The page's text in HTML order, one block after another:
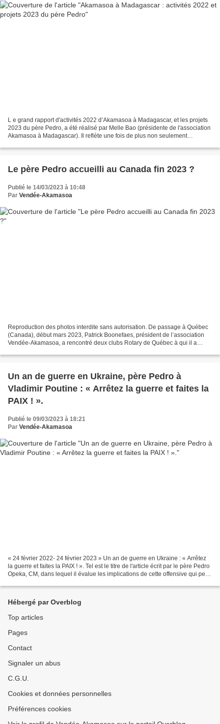
L e grand rapport d'activités 2022 d’Akamasoa à Madagascar, et les projets
2023 du père Pedro, a été réalisé par Melle Bao (présidente de l'association
Akamasoa à Madagascar). Il reflète une fois de plus non seulement
Le père Pedro accueilli au Canada fin 2023 ?
Publié le 14/03/2023 à 10:48
Par Vendée-Akamasoa
Reproduction des photos interdite sans autorisation. De passage à Québec
(Canada), début mars 2023, Patrick Boonefaes, président de l’association
Vendée-Akamasoa, a rencontré deux clubs Rotary de Québec à qui il a
Un an de guerre en Ukraine, père Pedro à
Vladimir Poutine : « Arrêtez la guerre et faites la
PAIX ! ».
Publié le 09/03/2023 à 18:21
Par Vendée-Akamasoa
« 24 février 2022- 24 février 2023 » Un an de guerre en Ukraine : « Arrêtez
la guerre et faites la PAIX ! ». Tel est le titre de l'article écrit par le père Pedro
Opeka, CM, dans lequel il évalue les implications de cette offensive qui peut
Hébergé par Overblog
Top articles
Pages
Contact
Signaler un abus
C.G.U.
Cookies et données personnelles
Préférences cookies